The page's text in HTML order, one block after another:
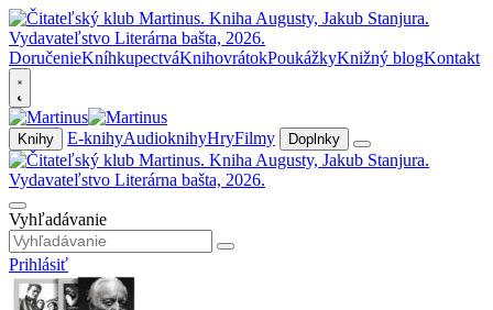
DoručenieKníhkupectváKnihovrátokPoukážkyKnižný blogKontakt
Knihy E-knihyAudioknihyHryFilmy Doplnky
Vyhľadávanie
Prihlásiť